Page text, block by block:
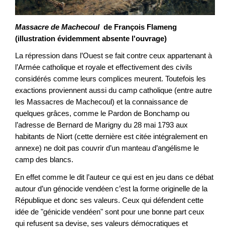
Massacre de Machecoulde François Flameng
(illustration évidemment absente l'ouvrage)
La répression dans l’Ouest se fait contre ceux appartenant à
l’Armée catholique et royale et effectivement des civils
considérés comme leurs complices meurent. Toutefois les
exactions proviennent aussi du camp catholique (entre autre
les Massacres de Machecoul) et la connaissance de
quelques grâces, comme le Pardon de Bonchamp ou
l’adresse de Bernard de Marigny du 28 mai 1793 aux
habitants de Niort (cette dernière est citée intégralement en
annexe) ne doit pas couvrir d’un manteau d’angélisme le
camp des blancs.
En effet comme le dit l’auteur ce qui est en jeu dans ce débat
autour d’un génocide vendéen c’est la forme originelle de la
République et donc ses valeurs. Ceux qui défendent cette
idée de "génicide vendéen" sont pour une bonne part ceux
qui refusent sa devise, ses valeurs démocratiques et